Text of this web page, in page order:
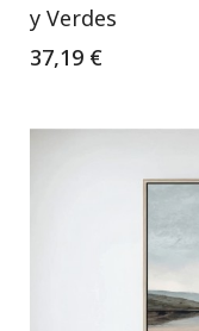
y Verdes
37,19 €